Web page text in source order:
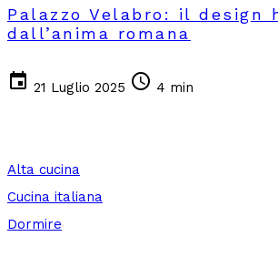
Palazzo Velabro: il design
dall’anima romana
event 21 Luglio 2025 schedule 4 min
Alta cucina
Cucina italiana
Dormire